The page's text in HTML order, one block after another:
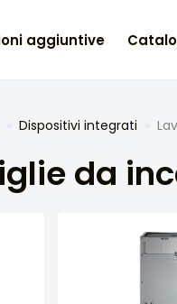
aggiuntive
Dispositivi integrati
da